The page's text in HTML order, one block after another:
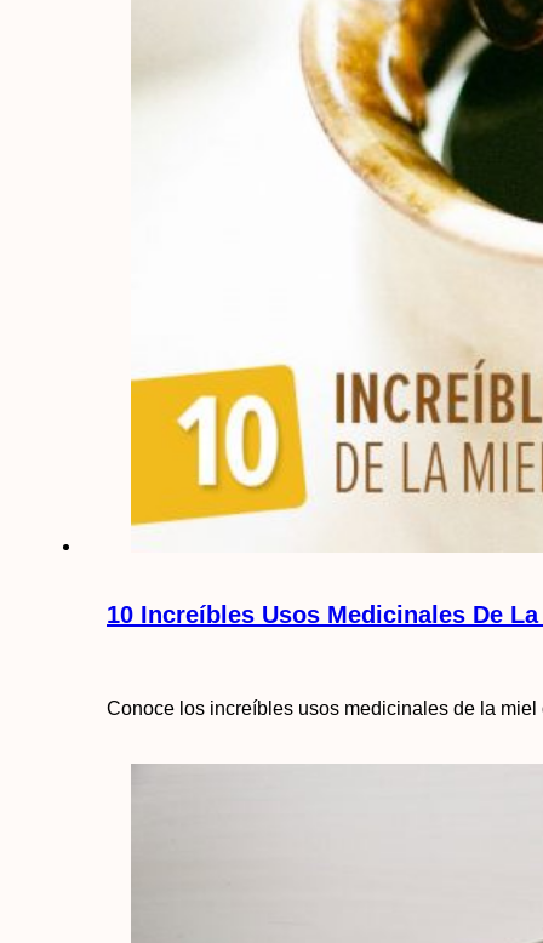
10 Increíbles Usos Medicinales De
Conoce los increíbles usos medicinales de la